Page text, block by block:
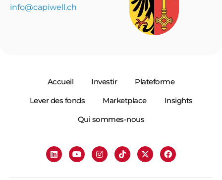
info@capiwell.ch
Accueil Investir
Plateforme
Lever des fonds
Marketplace
Insights
Qui sommes-nous